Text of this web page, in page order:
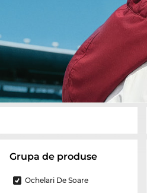
Grupa de produse
Ochelari De Soare